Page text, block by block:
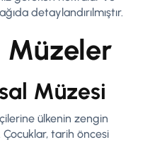
detaylandırılmıştır.
Müzeler
Müzesi
ülkenin zengin
Çocuklar, tarih öncesi